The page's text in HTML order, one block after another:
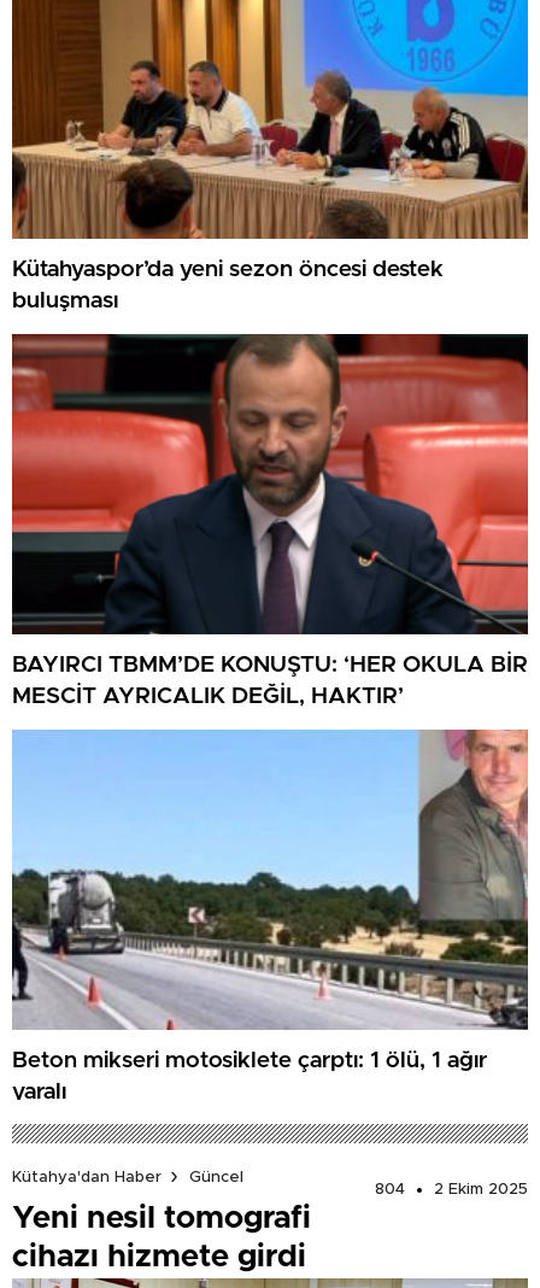
Kütahyaspor’da yeni sezon öncesi destek
buluşması
BAYIRCI TBMM’DE KONUŞTU: ‘HER OKULA BİR
MESCİT AYRICALIK DEĞİL, HAKTIR’
Beton mikseri motosiklete çarptı: 1 ölü, 1 ağır
yaralı
Kütahya'dan Haber
Güncel
804
2 Ekim 2025
Yeni nesil tomografi
cihazı hizmete girdi